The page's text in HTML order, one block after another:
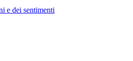
e dei sentimenti